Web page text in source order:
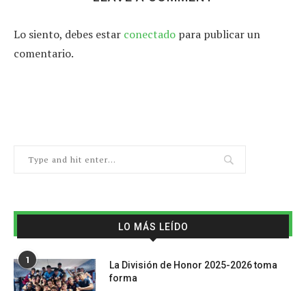
Lo siento, debes estar conectado para publicar un
comentario.
LO MÁS LEÍDO
1
La División de Honor 2025-2026 toma
forma